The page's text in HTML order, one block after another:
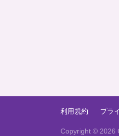
利用規約 プラ
Copyright © 2026